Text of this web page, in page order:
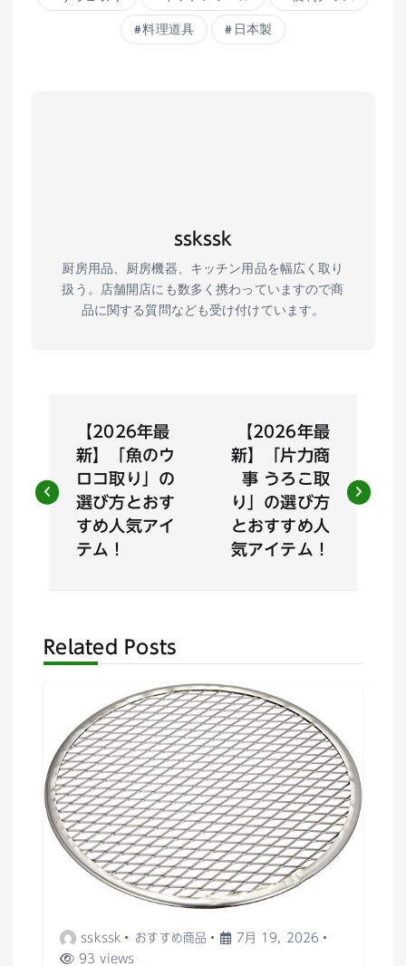
料理道具 日本製
sskssk
厨房用品、厨房機器、キッチン用品を幅広く取り
扱う。店舗開店にも数多く携わっていますので商
品に関する質問なども受け付けています。
ナ
ー
ン
【2026年最
新】「魚のウ
ロコ取り」の
選び方とおす
すめ人気アイ
テム！
【2026年最
新】「片力商
事 うろこ取
り」の選び方
とおすすめ人
気アイテム！
Related Posts
sskssk おすすめ商品
7月 19, 2026
93 views